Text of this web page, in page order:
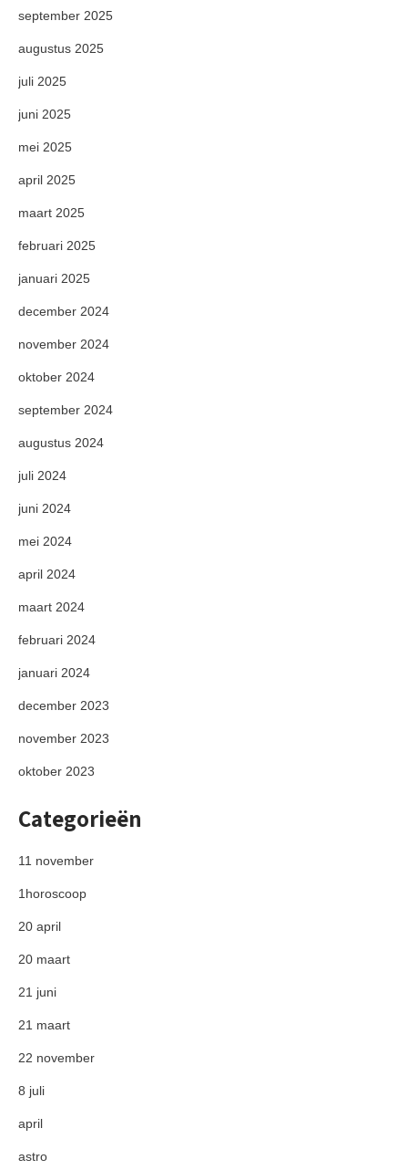
september 2025
augustus 2025
juli 2025
juni 2025
mei 2025
april 2025
maart 2025
februari 2025
januari 2025
december 2024
november 2024
oktober 2024
september 2024
augustus 2024
juli 2024
juni 2024
mei 2024
april 2024
maart 2024
februari 2024
januari 2024
december 2023
november 2023
oktober 2023
Categorieën
11 november
1horoscoop
20 april
20 maart
21 juni
21 maart
22 november
8 juli
april
astro